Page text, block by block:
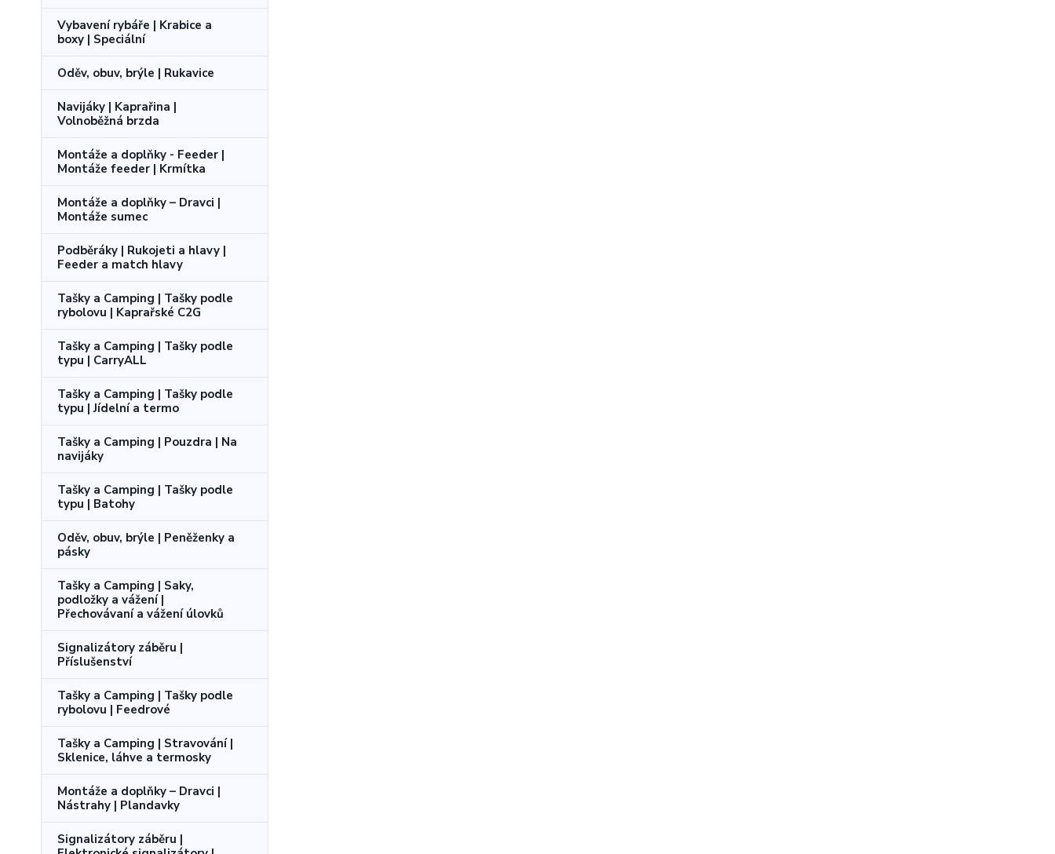
Vybavení rybáře | Krabice a
boxy | Speciální
Oděv, obuv, brýle | Rukavice
Navijáky | Kaprařina |
Volnoběžná brzda
Montáže a doplňky - Feeder |
Montáže feeder | Krmítka
Montáže a doplňky – Dravci |
Montáže sumec
Podběráky | Rukojeti a hlavy |
Feeder a match hlavy
Tašky a Camping | Tašky podle
rybolovu | Kaprařské C2G
Tašky a Camping | Tašky podle
typu | CarryALL
Tašky a Camping | Tašky podle
typu | Jídelní a termo
Tašky a Camping | Pouzdra | Na
navijáky
Tašky a Camping | Tašky podle
typu | Batohy
Oděv, obuv, brýle | Peněženky a
pásky
Tašky a Camping | Saky,
podložky a vážení |
Přechovávaní a vážení úlovků
Signalizátory záběru |
Příslušenství
Tašky a Camping | Tašky podle
rybolovu | Feedrové
Tašky a Camping | Stravování |
Sklenice, láhve a termosky
Montáže a doplňky – Dravci |
Nástrahy | Plandavky
Signalizátory záběru |